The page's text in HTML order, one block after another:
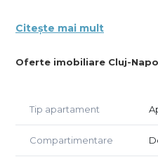
Oferte imobiliare Cluj-
- 1 living;
- 1 bucataria inchisa;
Pe langa suprafata utila,
alte cladiri.
Citește mai mult
Tip apartament
Compartimentare